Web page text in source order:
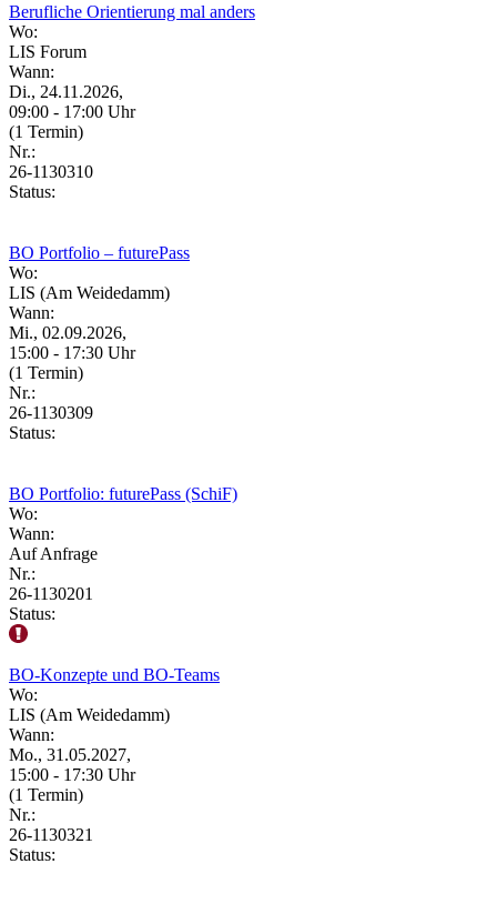
Berufliche Orientierung mal anders
Wo:
LIS Forum
Wann:
Di., 24.11.2026,
09:00 - 17:00 Uhr
(1 Termin)
Nr.:
26-1130310
Status:
BO Portfolio – futurePass
Wo:
LIS (Am Weidedamm)
Wann:
Mi., 02.09.2026,
15:00 - 17:30 Uhr
(1 Termin)
Nr.:
26-1130309
Status:
BO Portfolio: futurePass (SchiF)
Wo:
Wann:
Auf Anfrage
Nr.:
26-1130201
Status:
BO-Konzepte und BO-Teams
Wo:
LIS (Am Weidedamm)
Wann:
Mo., 31.05.2027,
15:00 - 17:30 Uhr
(1 Termin)
Nr.:
26-1130321
Status: